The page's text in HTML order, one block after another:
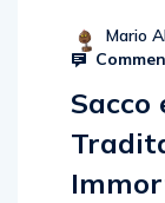
Mario
Sacco